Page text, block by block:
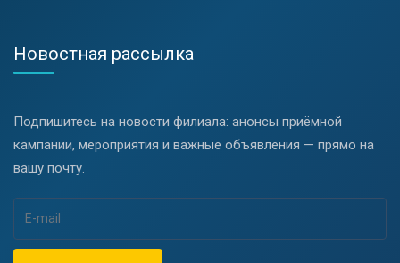
Новостная рассылка
Подпишитесь на новости филиала: анонсы приёмной
кампании, мероприятия и важные объявления — прямо на
вашу почту.